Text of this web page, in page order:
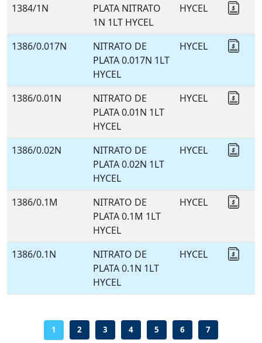
1384/1N
PLATA NITRATO
1N 1LT HYCEL
HYCEL
1386/0.017N
NITRATO DE
PLATA 0.017N 1LT
HYCEL
HYCEL
1386/0.01N
NITRATO DE
PLATA 0.01N 1LT
HYCEL
HYCEL
1386/0.02N
NITRATO DE
PLATA 0.02N 1LT
HYCEL
HYCEL
1386/0.1M
NITRATO DE
PLATA 0.1M 1LT
HYCEL
HYCEL
1386/0.1N
NITRATO DE
PLATA 0.1N 1LT
HYCEL
HYCEL
1 2 3 4 5 6 7